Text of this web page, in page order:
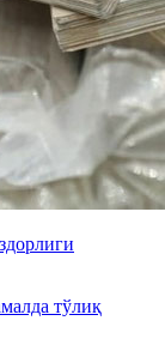
тўлиқ